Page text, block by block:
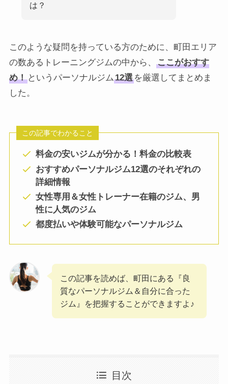
は？
このような疑問を持っている方のために、町田エリア
の数あるトレーニングジムの中から、
ここがおすす
め！というパーソナルジム 12選を厳選してまとめま
した。
この記事でわかること
料金の安いジムが分かる！料金の比較表
おすすめパーソナルジム12選のそれぞれの
詳細情報
女性専用＆女性トレーナー在籍のジム、 男
性に人気のジム
都度払いや体験可能なパーソナルジム
この記事を読めば、町田にある『良
質なパーソナルジム＆自分に合った
ジム』を把握することができますよ♪
目次